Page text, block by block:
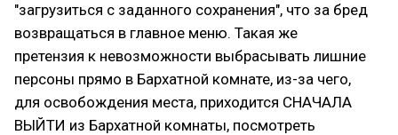
"загрузиться с заданного сохранения", что за бред
возвращаться в главное меню. Такая же
претензия к невозможности выбрасывать лишние
персоны прямо в Бархатной комнате, из-за чего,
для освобождения места, приходится СНАЧАЛА
ВЫЙТИ из Бархатной комнаты, посмотреть